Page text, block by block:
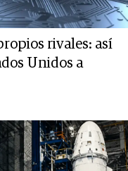
rivales: así
Unidos a